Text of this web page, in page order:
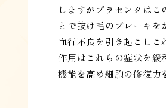
しますがプラセンタは
とで抜け毛のブレーキ
血行不良を引き起こし
作用はこれらの症状を緩
機能を高め細胞の修復力